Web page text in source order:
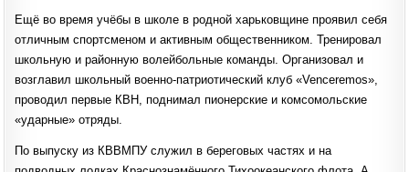
Ещё во время учёбы в школе в родной харьковщине проявил себя
отличным спортсменом и активным общественником. Тренировал
школьную и районную волейбольные команды. Организовал и
возглавил школьный военно-патриотический клуб «Venceremos»,
проводил первые КВН, поднимал пионерские и комсомольские
«ударные» отряды.
По выпуску из КВВМПУ служил в береговых частях и на